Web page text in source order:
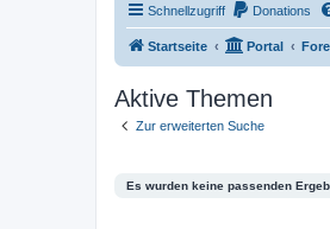
Schnellzugriff Donations
Startseite Portal
Aktive Themen
Zur erweiterten Suche
Es wurden keine passenden